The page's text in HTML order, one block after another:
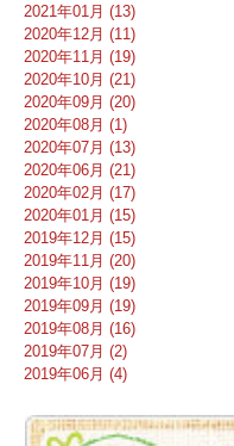
2021年01月 (13)
2020年12月 (11)
2020年11月 (19)
2020年10月 (21)
2020年09月 (20)
2020年08月 (1)
2020年07月 (13)
2020年06月 (21)
2020年02月 (17)
2020年01月 (15)
2019年12月 (15)
2019年11月 (20)
2019年10月 (19)
2019年09月 (19)
2019年08月 (16)
2019年07月 (2)
2019年06月 (4)